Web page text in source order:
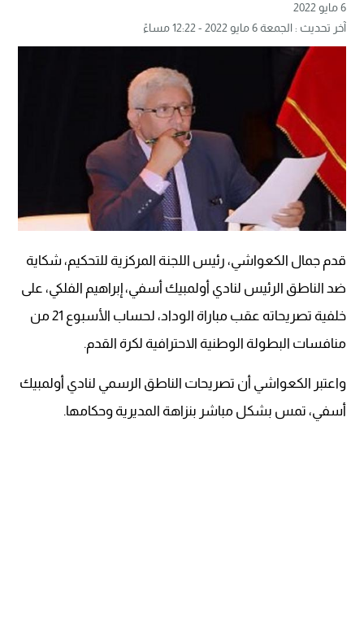
6 مايو 2022
آخر تحديث : الجمعة 6 مايو 2022 - 12:22 مساءً
قدم جمال الكعواشي، رئيس اللجنة المركزية للتحكيم، شكاية
ضد الناطق الرئيس لنادي أولمبيك أسفي، إبراهيم الفلكي، على
خلفية تصريحاته عقب مباراة الوداد، لحساب الأسبوع 21 من
منافسات البطولة الوطنية الاحترافية لكرة القدم.
واعتبر الكعواشي أن تصريحات الناطق الرسمي لنادي أولمبيك
أسفي، تمس بشكل مباشر بنزاهة المديرية وحكامها.